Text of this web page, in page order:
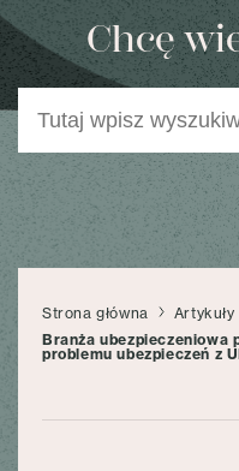
Chcę
Strona główna
Artykuły
Branża ubezpieczeniowa
problemu ubezpieczeń z